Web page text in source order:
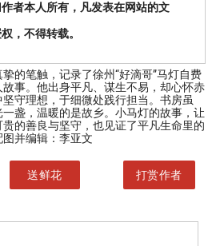
者本人所有，凡发表在网站的文
，不得转载。
的笔触，记录了徐州“好滴哥”马灯自费
事。他出身平凡、谋生不易，却心怀赤
守理想，于细微处践行担当。书房虽
盏，温暖的是故乡。小马灯的故事，让
的善良与坚守，也见证了平凡生命里的
并编辑：李亚文
送鲜花 打赏作者